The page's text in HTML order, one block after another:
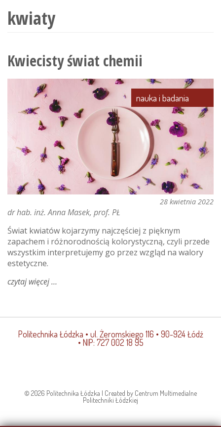
kwiaty
Kwiecisty świat chemii
nauka i badania
28 kwietnia 2022
dr hab. inż. Anna Masek, prof. PŁ
Świat kwiatów kojarzymy najczęściej z pięknym
zapachem i różnorodnością kolorystyczną, czyli przede
wszystkim interpretujemy go przez wzgląd na walory
estetyczne.
czytaj więcejo
chemii
Politechnika Łódzka • ul. Żeromskiego 116 • 90-924 Łódź
• NIP: 727 002 18 95
© 2026 Politechnika Łódzka | Created by Centrum Multimedialne
Politechniki Łódzkiej